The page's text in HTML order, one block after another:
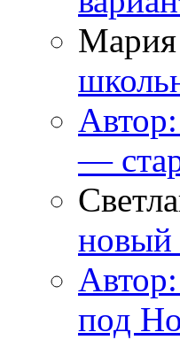
Мария
—
новый
под